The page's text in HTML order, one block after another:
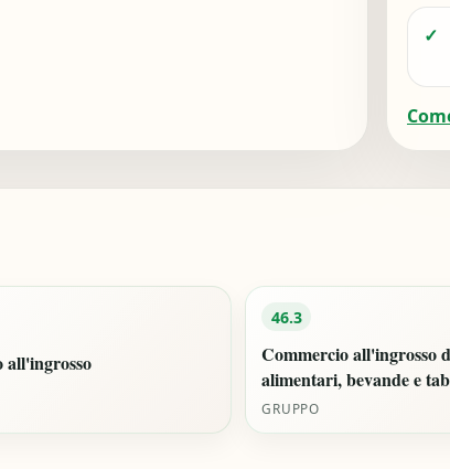
✓
all'ingrosso
46.3
Commercio all'ingrosso
alimentari, bevande e
GRUPPO